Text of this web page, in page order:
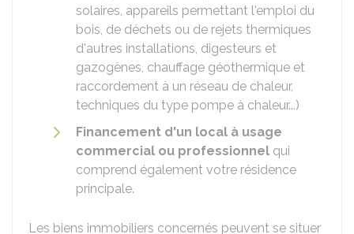
solaires, appareils permettant l'emploi du
bois, de déchets ou de rejets thermiques
d'autres installations, digesteurs et
gazogènes, chauffage géothermique et
raccordement à un réseau de chaleur,
techniques du type pompe à chaleur...)
Financement d'un local à usage
commercial ou professionnel qui
comprend également votre résidence
principale.
Les biens immobiliers concernés peuvent se situer